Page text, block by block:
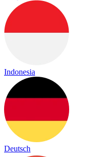
Indonesia
Deutsch